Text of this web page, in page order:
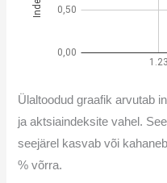
Ülaltoodud graafik arvutab
ja aktsiaindeksite vahel.
seejärel kasvab või
% võrra.